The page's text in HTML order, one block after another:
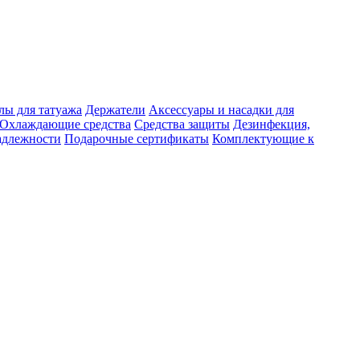
для татуажа Держатели Аксессуары и насадки для
Охлаждающие средства Средства защиты Дезинфекция,
Подарочные сертификаты Комплектующие к